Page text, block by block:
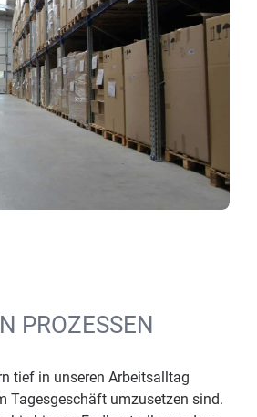
PROZESSEN
tief in unseren Arbeitsalltag
Tagesgeschäft umzusetzen sind.